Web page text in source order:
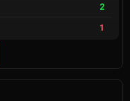
2
1